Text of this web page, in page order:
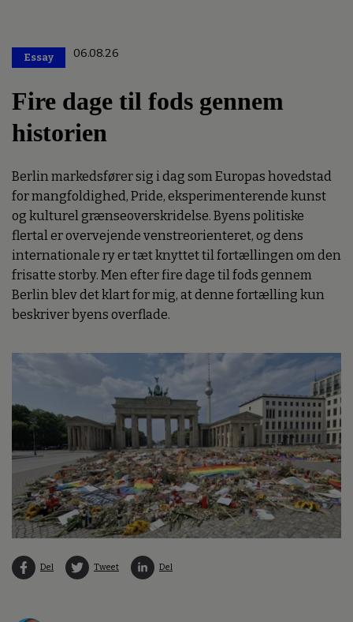
Essay 06.08.26
Fire dage til fods gennem
historien
Berlin markedsfører sig i dag som Europas hovedstad
for mangfoldighed, Pride, eksperimenterende kunst
og kulturel grænseoverskridelse. Byens politiske
flertal er overvejende venstreorienteret, og dens
internationale ry er tæt knyttet til fortællingen om den
frisatte storby. Men efter fire dage til fods gennem
Berlin blev det klart for mig, at denne fortælling kun
beskriver byens overflade.
Del Tweet Del